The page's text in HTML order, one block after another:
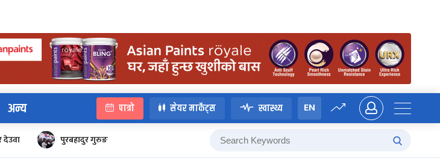
अन्य पात्रो सेयर मार्केट्स स्वास्थ्य EN
देउवा पुरबहादुर गुरुङ